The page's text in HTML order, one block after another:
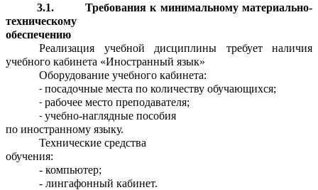
3.1. Требования к минимальному материально-
техническому
обеспечению
Реализация учебной дисциплины требует наличия
учебного кабинета «Иностранный язык»
Оборудование учебного кабинета:
посадочные места по количеству обучающихся;
рабочее место преподавателя;
учебно-наглядные пособия
по иностранному языку.
Технические средства
обучения:
- компьютер;
- лингафонный кабинет.